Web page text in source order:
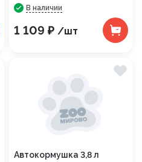
В наличии
1 109 ₽ /шт
Автокормушка 3,8 л